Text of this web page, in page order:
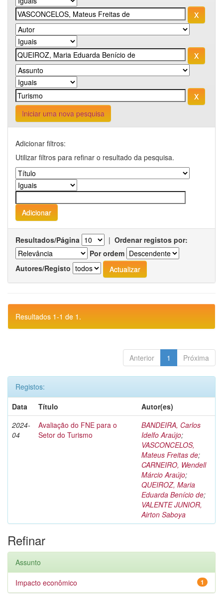
Iniciar uma nova pesquisa
Adicionar filtros:
Utilizar filtros para refinar o resultado da pesquisa.
Resultados/Página | Ordenar registos por:
Por ordem
Autores/Registo
Resultados 1-1 de 1.
Anterior 1 Próxima
Registos:
Data
Título
Autor(es)
2024-
04
Avaliação do FNE para o
Setor do Turismo
BANDEIRA, Carlos
Idelfo Araújo;
VASCONCELOS,
Mateus Freitas de;
CARNEIRO, Wendell
Márcio Araújo;
QUEIROZ, Maria
Eduarda Benício de;
VALENTE JUNIOR,
Airton Saboya
Refinar
Assunto
1
Impacto econômico